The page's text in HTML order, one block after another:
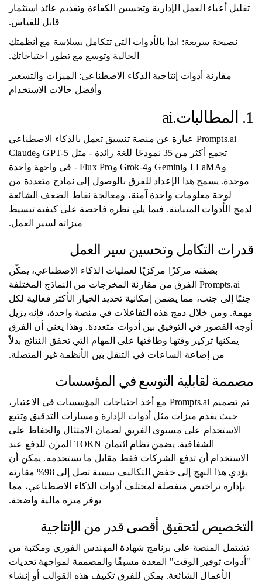
تقليل أعباء العمل الإدارية وتحسين الكفاءة وتقديم عائد استثمار
قابل للقياس.
نصيحة سريعة: ابدأ بالأدوات التي تتكامل بسلاسة مع أنظمتك
الحالية وتوسع مع تطور احتياجاتك.
مقارنة أدوات إنتاجية الذكاء الاصطناعي: الميزات والتسعير
وأفضل حالات الاستخدام
1. المطالبات.ai
Prompts.ai عبارة عن منصة تنسيق تعمل بالذكاء الاصطناعي
تجمع أكثر من 35 نموذجًا للغة رائدة - مثل GPT-5 وClaude
وLLaMA وGemini وGrok-4 وFlux Pro - في واجهة واحدة
موحدة. يسمح هذا الإعداد للفرق بالوصول إلى نماذج متعددة من
لوحة معلومات واحدة آمنة، ومعالجة نقاط الضعف الشائعة
لدمج الأدوات المتباينة. فيما يلي نظرة فاحصة على كيفية تبسيط
ميزاته لسير العمل.
قدرات التكامل وتحسين سير العمل
بصفته مركزًا مركزيًا لعمليات الذكاء الاصطناعي، يمكّن
Prompts.ai الفرق من مقارنة المخرجات من النماذج المختلفة
جنبًا إلى جنب، مما يضمن إمكانية تحديد الخيار الأكثر فعالية لكل
مهمة. ومن خلال دمج هذه التفاعلات في منصة واحدة، فإنه يزيل
أوجه القصور في التوفيق بين أدوات متعددة. وهذا يعني أن الفرق
يمكنها تركيز وقتها وطاقتها على المهام التي تحقق النتائج بدلاً
من إضاعة الساعات في التنقل بين الأنظمة غير المتصلة.
مصممة لقابلية التوسع في المؤسسات
تم تصميم Prompts.ai مع أخذ احتياجات المؤسسات في الاعتبار،
حيث يقدم ميزات مثل أدوات الإدارة ومسارات التدقيق وتتبع
الاستخدام على مستوى الفريق لضمان الامتثال والحفاظ على
الشفافية. يضمن نظام ائتمان TOKN المرن للدفع عند
الاستخدام أن تدفع الشركات فقط مقابل ما تستخدمه. يمكن أن
يؤدي هذا النهج إلى خفض التكاليف بنسبة تصل إلى 98% مقارنة
بإدارة تراخيص منفصلة لمختلف أدوات الذكاء الاصطناعي، مما
يوفر ميزة مالية واضحة.
التخصيص لتحقيق أقصى قدر من الإنتاجية
تشتمل المنصة على برنامج شهادة المهندس الفوري ومكتبة من
"أدوات توفير الوقت" المعدة مسبقًا والمصممة لمواجهة تحديات
الأعمال الشائعة. يمكن للفرق تكييف هذه القوالب أو إنشاء